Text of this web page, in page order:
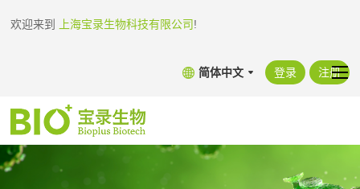
欢迎来到 上海宝录生物科技有限公司!
简体中文 登录 注册